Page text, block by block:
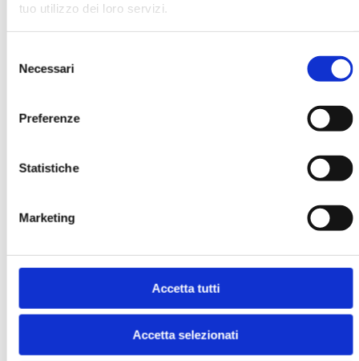
tuo utilizzo dei loro servizi.
delNecessari
Preferenze
Statistiche
Marketing
Accetta tutti
Accetta selezionati
MOSTRA
BANCARIA N. 1/2020
MK N. 5/2017